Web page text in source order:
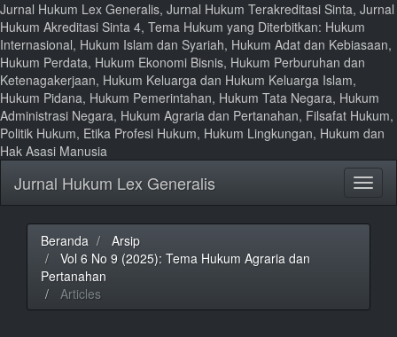
Jurnal Hukum Lex Generalis, Jurnal Hukum Terakreditasi Sinta, Jurnal
Hukum Akreditasi Sinta 4, Tema Hukum yang Diterbitkan: Hukum
Internasional, Hukum Islam dan Syariah, Hukum Adat dan Kebiasaan,
Hukum Perdata, Hukum Ekonomi Bisnis, Hukum Perburuhan dan
Ketenagakerjaan, Hukum Keluarga dan Hukum Keluarga Islam,
Hukum Pidana, Hukum Pemerintahan, Hukum Tata Negara, Hukum
Administrasi Negara, Hukum Agraria dan Pertanahan, Filsafat Hukum,
Politik Hukum, Etika Profesi Hukum, Hukum Lingkungan, Hukum dan
Hak Asasi Manusia
isi
halaman
Navigasi
Utama
Isi
Utama
Bilah
Jurnal Hukum Lex Generalis
Beranda
Arsip
Vol 6 No 9 (2025): Tema Hukum Agraria dan
Pertanahan
Articles